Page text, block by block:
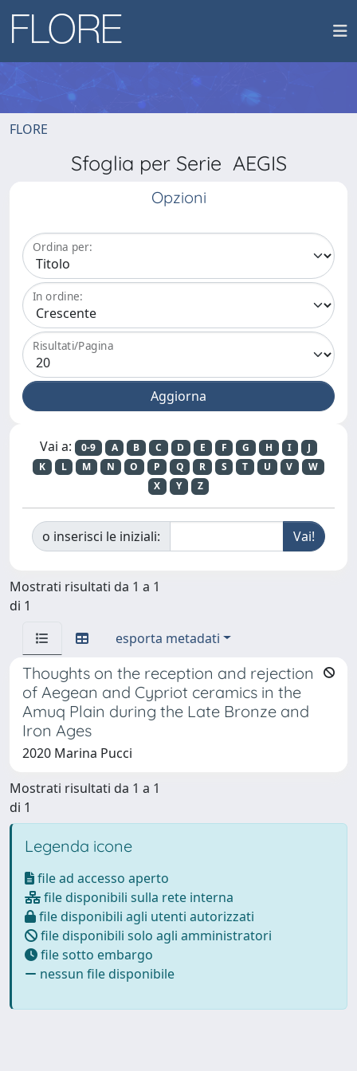
FLORE
Sfoglia per Serie AEGIS
Opzioni
Ordina per:
In ordine:
Risultati/Pagina
Vai a: 0-9 A B C D E F G H I
J
K
L M N O P Q R S T U V
W
X
Y Z
o inserisci le iniziali:
Mostrati risultati da 1 a 1
di 1
esporta metadati
Thoughts on the reception and rejection
of Aegean and Cypriot ceramics in the
Amuq Plain during the Late Bronze and
Iron Ages
2020 Marina Pucci
Mostrati risultati da 1 a 1
di 1
Legenda icone
file ad accesso aperto
file disponibili sulla rete interna
file disponibili agli utenti autorizzati
file disponibili solo agli amministratori
file sotto embargo
nessun file disponibile